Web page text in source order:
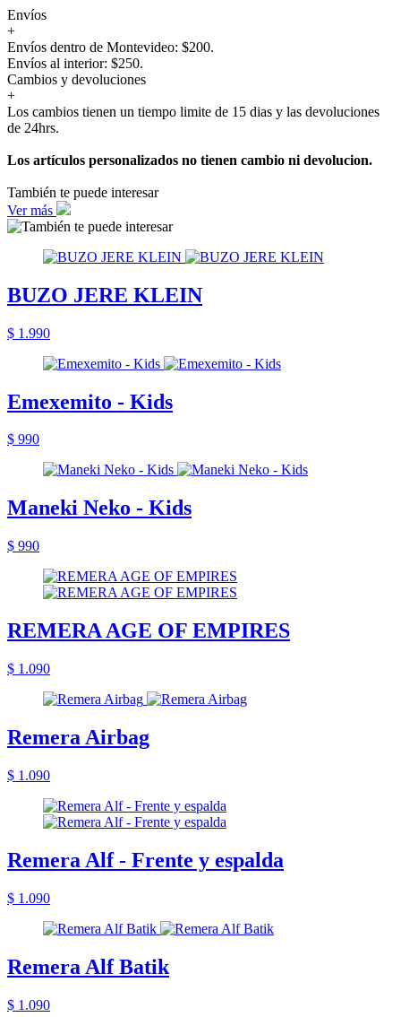
Envíos
+
Envíos dentro de Montevideo: $200.
Envíos al interior: $250.
Cambios y devoluciones
+
Los cambios tienen un tiempo limite de 15 dias y las devoluciones
de 24hrs.
Los artículos personalizados no tienen cambio ni devolucion.
También te puede interesar
Ver más
BUZO JERE KLEIN
$ 1.990
Emexemito - Kids
$ 990
Maneki Neko - Kids
$ 990
REMERA AGE OF EMPIRES
$ 1.090
Remera Airbag
$ 1.090
Remera Alf - Frente y espalda
$ 1.090
Remera Alf Batik
$ 1.090